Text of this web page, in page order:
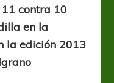
contra 10
en la
la edición 2013